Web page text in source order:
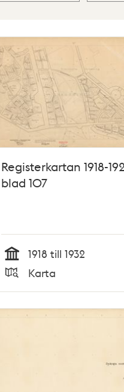
Registerkartan 1918-
blad 107
Tid
1918 till 1932
Typ
Karta